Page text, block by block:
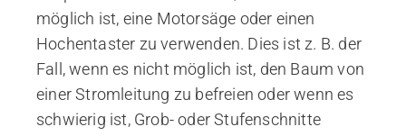
möglich ist, eine Motorsäge oder einen
Hochentaster zu verwenden. Dies ist z. B. der
Fall, wenn es nicht möglich ist, den Baum von
einer Stromleitung zu befreien oder wenn es
schwierig ist, Grob- oder Stufenschnitte